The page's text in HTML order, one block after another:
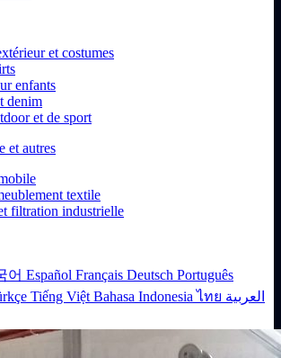
et costumes
enfants
denim
et de sport
et autres
textile
filtration industrielle
어 Español Français Deutsch Português
Tiếng Việt Bahasa Indonesiaไทย العربية